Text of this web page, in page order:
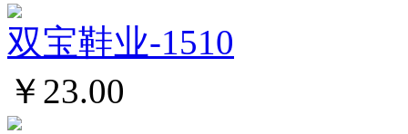
双宝鞋业-1510
￥23.00